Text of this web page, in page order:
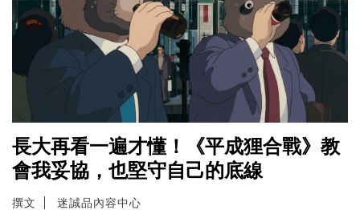
長大再看一遍才懂！《平成狸合戰》教
會我妥協，也堅守自己的底線
撰文 迷誠品內容中心